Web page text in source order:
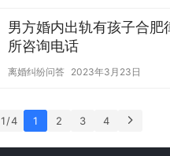
男方婚内出轨有孩子合肥
所咨询电话
离婚纠纷问答 2023年3月23日
1 / 4 1 2 3 4